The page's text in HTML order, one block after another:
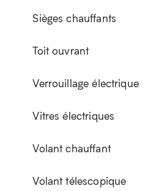
Sièges chauffants
Toit ouvrant
Verrouillage électrique
Vitres électriques
Volant chauffant
Volant télescopique